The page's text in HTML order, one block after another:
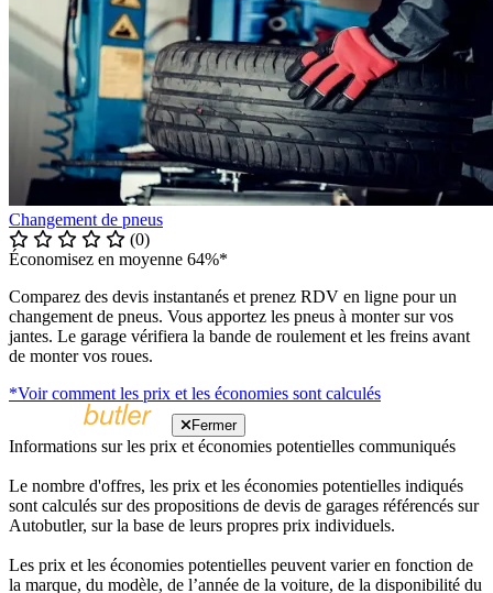
Changement de pneus
(0)
Économisez en moyenne 64%*
Comparez des devis instantanés et prenez RDV en ligne pour un
changement de pneus. Vous apportez les pneus à monter sur vos
jantes. Le garage vérifiera la bande de roulement et les freins avant
de monter vos roues.
*Voir comment les prix et les économies sont calculés
Fermer
Informations sur les prix et économies potentielles communiqués
Le nombre d'offres, les prix et les économies potentielles indiqués
sont calculés sur des propositions de devis de garages référencés sur
Autobutler, sur la base de leurs propres prix individuels.
Les prix et les économies potentielles peuvent varier en fonction de
la marque, du modèle, de l’année de la voiture, de la disponibilité du